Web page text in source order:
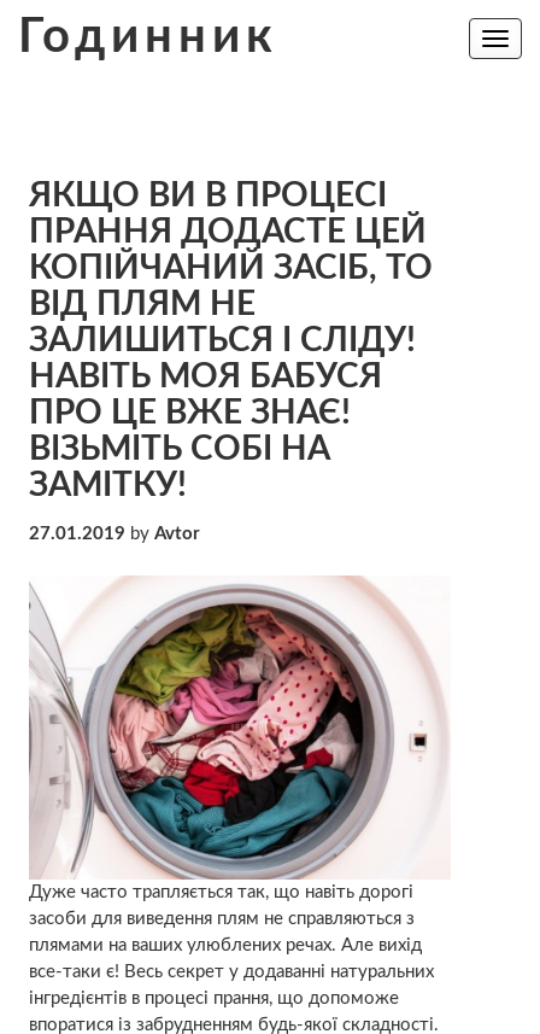
Годинник
Toggle
ЯКЩО ВИ В ПРОЦЕСІ
ПРАННЯ ДОДАСТЕ ЦЕЙ
КОПІЙЧАНИЙ ЗАСІБ, ТО
ВІД ПЛЯМ НЕ
ЗАЛИШИТЬСЯ І СЛІДУ!
НАВІТЬ МОЯ БАБУСЯ
ПРО ЦE ВЖЕ ЗНАЄ!
ВІЗЬМІТЬ СОБІ НА
ЗАМІТКУ!
27.01.2019 by Avtor
Дуже часто трапляється так, що навіть дорогі
засоби для виведення плям не справляються з
плямами на ваших улюблених речах. Але вихід
все-таки є! Весь секрет у додаванні натуральних
інгредієнтів в процесі прання, що допоможе
впоратися із забрудненням будь-якої складності.